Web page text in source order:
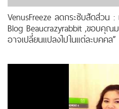
VenusFreeze ลดกระชับสัดส่ว
Blog Beaucrazyrabbit ,ขอบคุ
อาจเปลี่ยนแปลงไปในแต่ละบุคคล